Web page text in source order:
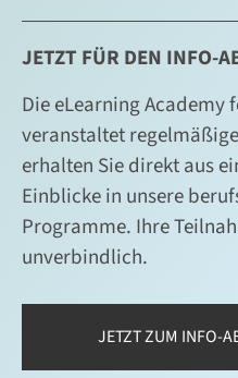
JETZT FÜR DEN INFO-
Die eLearning
veranstaltet
erhalten Sie direkt aus
Einblicke in unsere
Programme. Ihre
unverbindlich.
JETZT ZUM INFO-